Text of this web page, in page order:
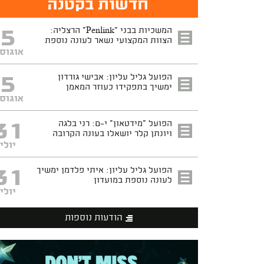
חדשות בקטנה
המשכיות בבני "Penlink" הרצליה:
הצוות המקצועי נשאר לעונה נוספת
5
הפועל גליל עליון: אבישי גורדון
ימשיך בתפקידו כעוזר המאמן
5
הפועל "מידטאון" י-ם: רני בלגה
ויונתן קלר יושאלו בעונה הקרובה
יולי
הפועל גליל עליון: איתי פלדמן ימשיך
לעונה נוספת במועדון
יולי
הודעות נוספות